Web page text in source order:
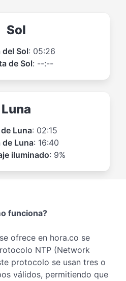
Sol
del Sol: 05:26
de Sol: --:--
Luna
Luna: 02:15
de Luna: 16:40
iluminado: 9%
funciona?
ofrece en hora.co se
NTP (Network
protocolo se usan tres o
válidos, permitiendo que